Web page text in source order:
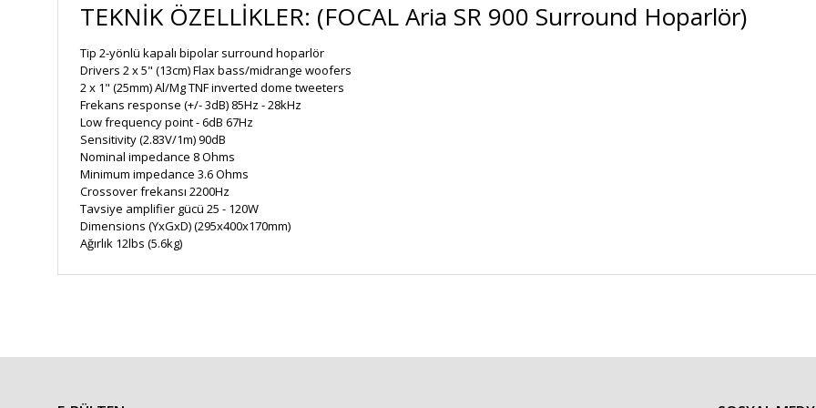
TEKNİK ÖZELLİKLER: (FOCAL Aria SR 900 Surround Hoparlör)
Tip 2-yönlü kapalı bipolar surround hoparlör
Drivers 2 x 5" (13cm) Flax bass/midrange woofers
2 x 1" (25mm) Al/Mg TNF inverted dome tweeters
Frekans response (+/- 3dB) 85Hz - 28kHz
Low frequency point - 6dB 67Hz
Sensitivity (2.83V/1m) 90dB
Nominal impedance 8 Ohms
Minimum impedance 3.6 Ohms
Crossover frekansı 2200Hz
Tavsiye amplifier gücü 25 - 120W
Dimensions (YxGxD) (295x400x170mm)
Ağırlık 12lbs (5.6kg)